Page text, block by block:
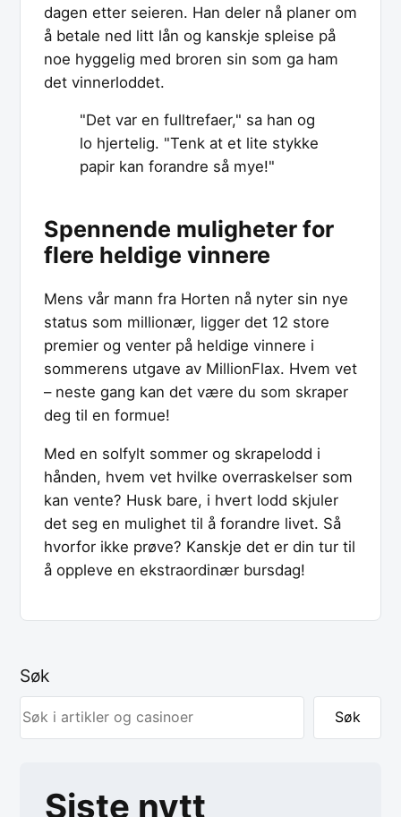
dagen etter seieren. Han deler nå planer om
å betale ned litt lån og kanskje spleise på
noe hyggelig med broren sin som ga ham
det vinnerloddet.
"Det var en fulltrefaer," sa han og
lo hjertelig. "Tenk at et lite stykke
papir kan forandre så mye!"
Spennende muligheter for
flere heldige vinnere
Mens vår mann fra Horten nå nyter sin nye
status som millionær, ligger det 12 store
premier og venter på heldige vinnere i
sommerens utgave av MillionFlax. Hvem vet
– neste gang kan det være du som skraper
deg til en formue!
Med en solfylt sommer og skrapelodd i
hånden, hvem vet hvilke overraskelser som
kan vente? Husk bare, i hvert lodd skjuler
det seg en mulighet til å forandre livet. Så
hvorfor ikke prøve? Kanskje det er din tur til
å oppleve en ekstraordinær bursdag!
Søk
Søk
Siste nytt